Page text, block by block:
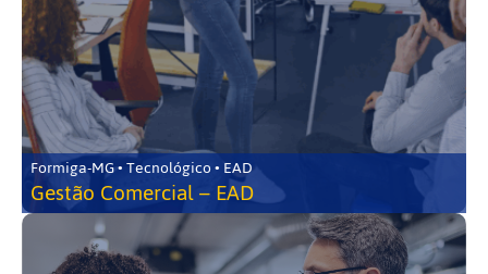
Formiga-MG • Tecnológico • EAD
Gestão Comercial – EAD